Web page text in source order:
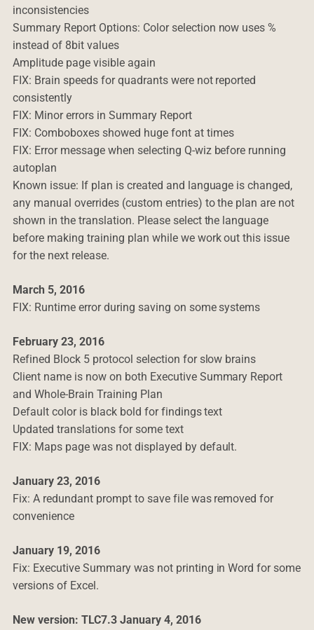
inconsistencies
Summary Report Options: Color selection now uses %
instead of 8bit values
Amplitude page visible again
FIX: Brain speeds for quadrants were not reported
consistently
FIX: Minor errors in Summary Report
FIX: Comboboxes showed huge font at times
FIX: Error message when selecting Q-wiz before running
autoplan
Known issue: If plan is created and language is changed,
any manual overrides (custom entries) to the plan are not
shown in the translation. Please select the language
before making training plan while we work out this issue
for the next release.
March 5, 2016
FIX: Runtime error during saving on some systems
February 23, 2016
Refined Block 5 protocol selection for slow brains
Client name is now on both Executive Summary Report
and Whole-Brain Training Plan
Default color is black bold for findings text
Updated translations for some text
FIX: Maps page was not displayed by default.
January 23, 2016
Fix: A redundant prompt to save file was removed for
convenience
January 19, 2016
Fix: Executive Summary was not printing in Word for some
versions of Excel.
New version: TLC7.3 January 4, 2016